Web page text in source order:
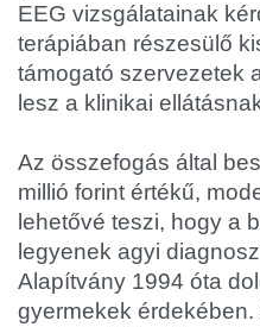
EEG vizsgálatainak
terápiában részesülő
támogató szervezetek
lesz a klinikai
Az összefogás által
millió forint értékű,
lehetővé teszi, hogy a
legyenek agyi
Alapítvány 1994 óta
gyermekek